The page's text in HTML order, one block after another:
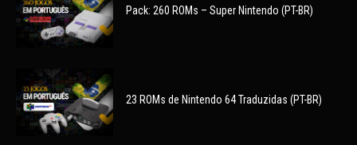
Pack: 260 ROMs – Super Nintendo (PT-BR)
23 ROMs de Nintendo 64 Traduzidas (PT-BR)